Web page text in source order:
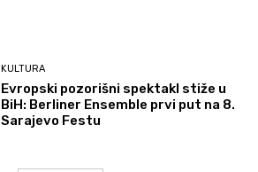
KULTURA
Evropski pozorišni spektakl stiže u
BiH: Berliner Ensemble prvi put na 8.
Sarajevo Festu